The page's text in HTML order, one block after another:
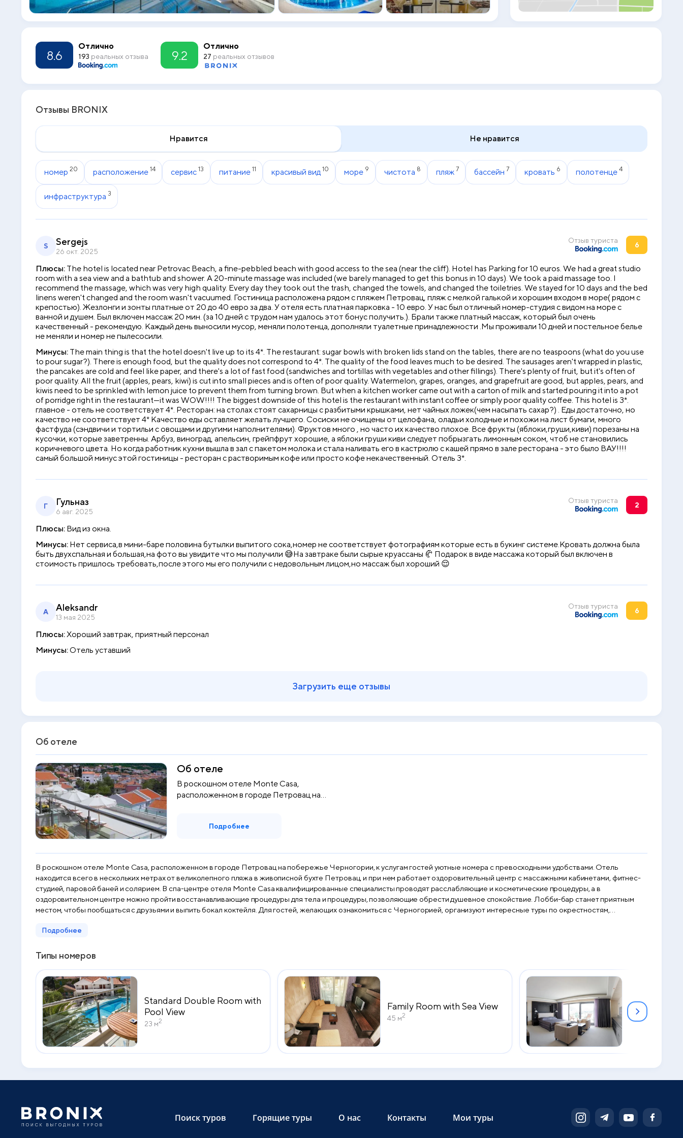
станет приятным местом, чтобы
пообщаться с друзьями и выпить бокал
коктейля. Для гостей, желающих
8.6
Отлично
193 реальных отзыва 9.2
Отлично
27 реальных отзывов
Отзывы BRONIX
Нравится Не нравится
номер 20 расположение 14 сервис 13 питание 11 красивый вид 10 море 9 чистота 8 пляж 7 бассейн 7 кровать 6 полотенце 4
инфраструктура 3
S Sergejs
26 окт. 2025
Отзыв туриста
6
Плюсы: The hotel is located near Petrovac Beach, a fine-pebbled beach with good access to the sea (near the cliff). Hotel has Parking for 10 euros. We had a great studio
room with a sea view and a bathtub and shower. A 20-minute massage was included (we barely managed to get this bonus in 10 days). We took a paid massage too. I
recommend the massage, which was very high quality. Every day they took out the trash, changed the towels, and changed the toiletries. We stayed for 10 days and the bed
linens weren't changed and the room wasn't vacuumed. Гостиница расположена рядом с пляжем Петровац, пляж с мелкой галькой и хорошим входом в море( рядом с
крепостью). Жезлонги и зонты платные от 20 до 40 евро за два. У отеля есть платная парковка - 10 евро. У нас был отличный номер-студия с видом на море с
ванной и душем. Был включен массаж 20 мин. (за 10 дней с трудом нам удалось этот бонус получить.). Брали также платный массаж, который был очень
качественный - рекомендую. Каждый день выносили мусор, меняли полотенца, дополняли туалетные принадлежности .Мы проживали 10 дней и постельное белье
не меняли и номер не пылесосили.
Минусы: The main thing is that the hotel doesn't live up to its 4*. The restaurant: sugar bowls with broken lids stand on the tables, there are no teaspoons (what do you use
to pour sugar?). There is enough food, but the quality does not correspond to 4*. The quality of the food leaves much to be desired. The sausages aren't wrapped in plastic,
the pancakes are cold and feel like paper, and there's a lot of fast food (sandwiches and tortillas with vegetables and other fillings). There's plenty of fruit, but it's often of
poor quality. All the fruit (apples, pears, kiwi) is cut into small pieces and is often of poor quality. Watermelon, grapes, oranges, and grapefruit are good, but apples, pears, and
kiwis need to be sprinkled with lemon juice to prevent them from turning brown. But when a kitchen worker came out with a carton of milk and started pouring it into a pot
of porridge right in the restaurant—it was WOW!!!! The biggest downside of this hotel is the restaurant with instant coffee or simply poor quality coffee. This hotel is 3*.
главное - отель не соответствует 4*. Ресторан: на столах стоят сахарницы с разбитыми крышками, нет чайных ложек(чем насыпать сахар?) . Еды достаточно, но
качество не соответствует 4* Качество еды оставляет желать лучшего. Сосиски не очищены от целофана, оладьи холодные и похожи на лист бумаги, много
фастфуда (сэндвичи и тортильи с овощами и другими наполнителями). Фруктов много , но часто их качество плохое. Все фрукты (яблоки,груши,киви) порезаны на
кусочки, которые заветренны. Арбуз, виноград, апельсин, грейпфрут хорошие, а яблоки груши киви следует побрызгать лимонным соком, чтоб не становились
коричневого цвета. Но когда работник кухни вышла в зал с пакетом молока и стала наливать его в кастрюлю с кашей прямо в зале ресторана - это было ВАУ!!!!
самый большой минус этой гостиницы - ресторан с растворимым кофе или просто кофе некачественный. Отель 3*.
Г Гульназ
6 авг. 2025
Отзыв туриста
2
Плюсы: Вид из окна.
Минусы: Нет сервиса,в мини-баре половина бутылки выпитого сока,номер не соответствует фотографиям которые есть в букинг системе.Кровать должна была
быть двухспальная и большая,на фото вы увидите что мы получили 😅На завтраке были сырые круассаны 🥐 Подарок в виде массажа который был включен в
стоимость пришлось требовать,после этого мы его получили с недовольным лицом,но массаж был хороший 😌
A Aleksandr
13 мая 2025
Отзыв туриста
6
Плюсы:Хороший завтрак, приятный персонал
Минусы:Отель уставший
Загрузить еще отзывы
Об отеле
Об отеле
В роскошном отеле Monte Casa,
расположенном в городе Петровац на
Подробнее
В роскошном отеле Monte Casa, расположенном в городе Петровац на побережье Черногории, к услугам гостей уютные номера с превосходными удобствами. Отель
находится всего в нескольких метрах от великолепного пляжа в живописной бухте Петровац, и при нем работает оздоровительный центр с массажными кабинетами, фитнес-
студией, паровой баней и солярием. В спа-центре отеля Monte Casa квалифицированные специалисты проводят расслабляющие и косметические процедуры, а в
оздоровительном центре можно пройти восстанавливающие процедуры для тела и процедуры, позволяющие обрести душевное спокойствие. Лобби-бар станет приятным
местом, чтобы пообщаться с друзьями и выпить бокал коктейля. Для гостей, желающих ознакомиться с Черногорией, организуют интересные туры по окрестностям,
Подробнее
Типы номеров
Standard Double Room with
Pool View
23 м2
Family Room with Sea View
45 м2
Studio with
46 м2
Поиск туров Горящие туры О нас Контакты Мои туры